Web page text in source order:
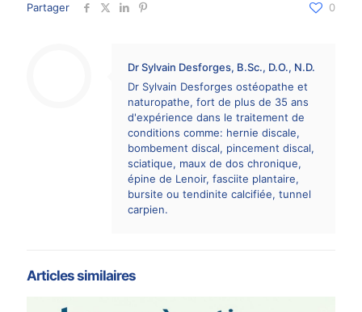
Partager 0
Dr Sylvain Desforges, B.Sc., D.O., N.D.
Dr Sylvain Desforges ostéopathe et
naturopathe, fort de plus de 35 ans
d'expérience dans le traitement de
conditions comme: hernie discale,
bombement discal, pincement discal,
sciatique, maux de dos chronique,
épine de Lenoir, fasciite plantaire,
bursite ou tendinite calcifiée, tunnel
carpien.
Articles similaires